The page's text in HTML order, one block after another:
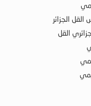
الجزائر
القل